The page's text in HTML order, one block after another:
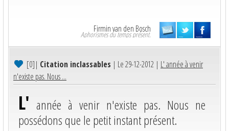
Firmin van den Bosch
Aphorismes du temps présent.
[0]| Citation inclassables | Le 29-12-2012 | L' année à venir
n'existe pas. Nous ...
L' année à venir n'existe pas. Nous ne
possédons que le petit instant présent.